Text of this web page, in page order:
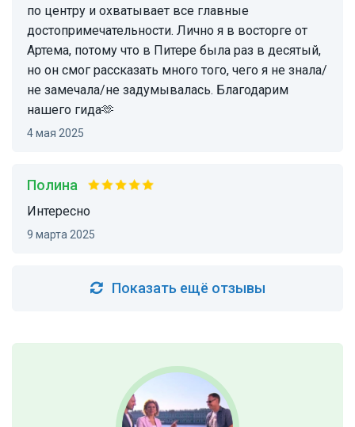
по центру и охватывает все главные
достопримечательности. Лично я в восторге от
Артема, потому что в Питере была раз в десятый,
но он смог рассказать много того, чего я не знала/
не замечала/не задумывалась. Благодарим
нашего гида🫶
4 мая 2025
Полина
Интересно
9 марта 2025
Показать ещё отзывы